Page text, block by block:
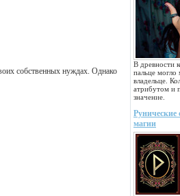
В древности
пальце могло
владельце.
атрибутом и
значение.
магии
собственных нуждах. Однако